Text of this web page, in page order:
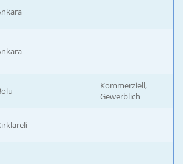
Kommerziell,
Gewerblich